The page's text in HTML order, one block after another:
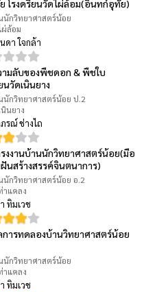
โรงดรียนวัดไผ่ล้อม(อินทก์อุทัย)
นักวิทยาศาสตร์น้อย
ผ่ล้อม
ดา ใจกล้า
ามลับของพืชดอก & พืชใบ
นวัดเนินยาง
นักวิทยาศาสตร์น้อย ป.2
นยาง
รณ์ ช่างไถ
งงานบ้านนักวิทยาศาสตร์น้อย(มือ
นสร้างสรรค์จินตนาการ)
นักวิทยาศาสตร์น้อย อ.2
าแคลง
ทิมเวช
การทดลองบ้านวิทยาศาสตร์น้อย
นักวิทยาศาสตร์น้อย
าแคลง
ทิมเวช